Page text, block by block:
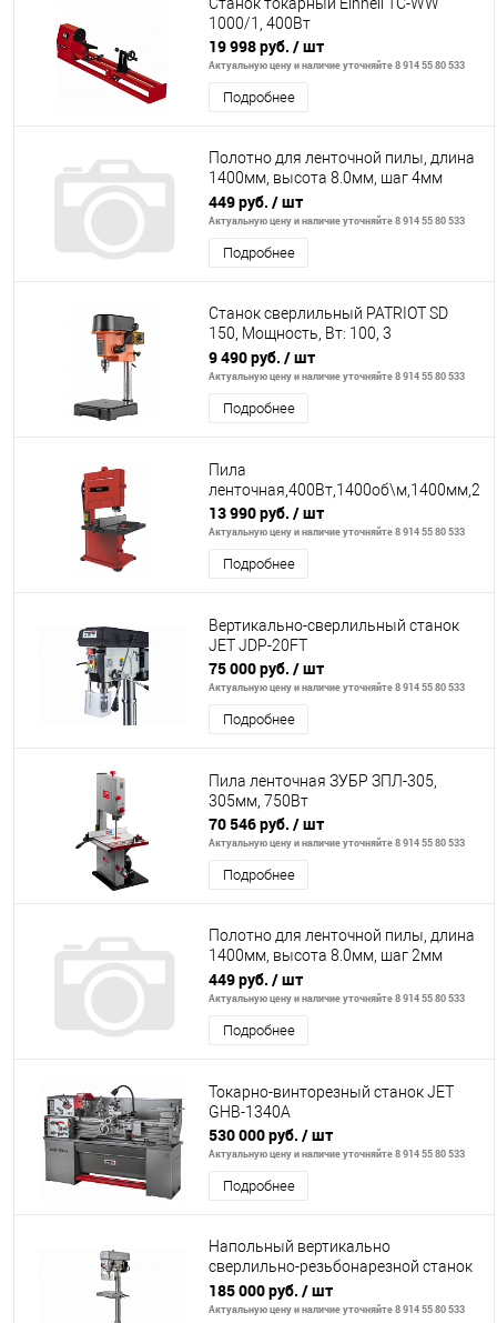
Станок токарный Einhell TC-WW
1000/1, 400Вт
19 998 руб. / шт
Актуальную цену и наличие уточняйте 8 914 55 80 533
Подробнее
Полотно для ленточной пилы, длина
1400мм, высота 8.0мм, шаг 4мм
(6TPI), углеродистая сталь
449 руб. / шт
Актуальную цену и наличие уточняйте 8 914 55 80 533
Подробнее
Станок сверлильный PATRIOT SD
150, Мощность, Вт: 100, 3
скорости,сверло 8мм, Тиски в
комплекте.
9 490 руб. / шт
Актуальную цену и наличие уточняйте 8 914 55 80 533
Подробнее
Пила
13 990 руб. / шт
Актуальную цену и наличие уточняйте 8 914 55 80 533
Подробнее
Вертикально-сверлильный станок
JET JDP-20FT
75 000 руб. / шт
Актуальную цену и наличие уточняйте 8 914 55 80 533
Подробнее
Пила ленточная ЗУБР ЗПЛ-305,
305мм, 750Вт
70 546 руб. / шт
Актуальную цену и наличие уточняйте 8 914 55 80 533
Подробнее
Полотно для ленточной пилы, длина
1400мм, высота 8.0мм, шаг 2мм
(12TPI), углеродистая сталь
449 руб. / шт
Актуальную цену и наличие уточняйте 8 914 55 80 533
Подробнее
Токарно-винторезный станок JET
GHB-1340A
530 000 руб. / шт
Актуальную цену и наличие уточняйте 8 914 55 80 533
Подробнее
Напольный вертикально
сверлильно-резьбонарезной станок
JET IDTP-22
185 000 руб. / шт
Актуальную цену и наличие уточняйте 8 914 55 80 533